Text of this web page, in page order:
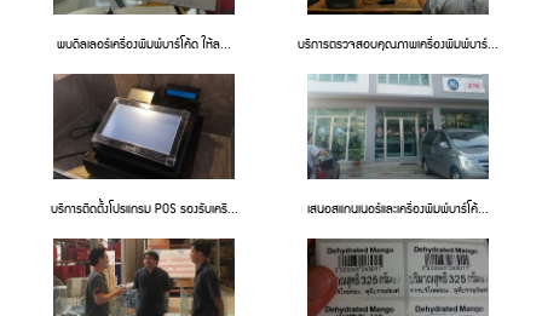
พบดีลเลอร์เครื่องพิมพ์บาร์โค้ด ให้ล... บริการตรวจสอบคุณภาพเครื่องพิมพ์บาร์...
บริการติดตั้งโปรแกรม POS รองรับเครื... เสนอสแกนเนอร์และเครื่องพิมพ์บาร์โค้...